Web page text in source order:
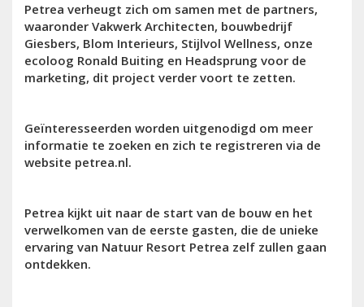
Petrea verheugt zich om samen met de partners,
waaronder Vakwerk Architecten, bouwbedrijf
Giesbers, Blom Interieurs, Stijlvol Wellness, onze
ecoloog Ronald Buiting en Headsprung voor de
marketing, dit project verder voort te zetten.
Geïnteresseerden worden uitgenodigd om meer
informatie te zoeken en zich te registreren via de
website petrea.nl.
Petrea kijkt uit naar de start van de bouw en het
verwelkomen van de eerste gasten, die de unieke
ervaring van Natuur Resort Petrea zelf zullen gaan
ontdekken.